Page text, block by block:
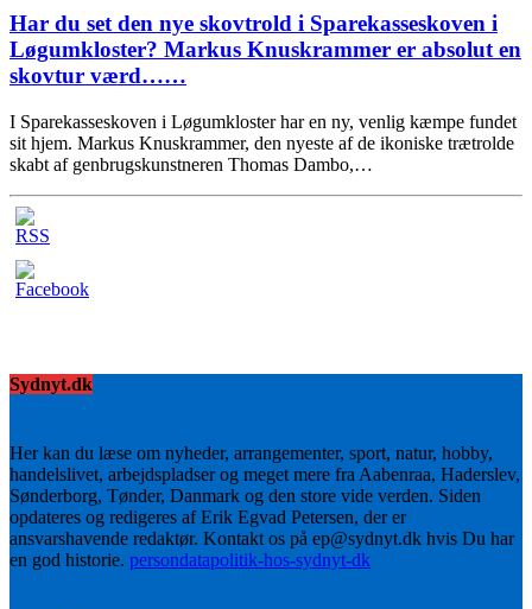
Har du set den nye skovtrold i Sparekasseskoven i
Løgumkloster? Markus Knuskrammer er absolut en
skovtur værd……
I Sparekasseskoven i Løgumkloster har en ny, venlig kæmpe fundet
sit hjem. Markus Knuskrammer, den nyeste af de ikoniske trætrolde
skabt af genbrugskunstneren Thomas Dambo,…
Sydnyt.dk
Her kan du læse om nyheder, arrangementer, sport, natur, hobby,
handelslivet, arbejdspladser og meget mere fra Aabenraa, Haderslev,
Sønderborg, Tønder, Danmark og den store vide verden. Siden
opdateres og redigeres af Erik Egvad Petersen, der er
ansvarshavende redaktør. Kontakt os på ep@sydnyt.dk hvis Du har
en god historie. persondatapolitik-hos-sydnyt-dk